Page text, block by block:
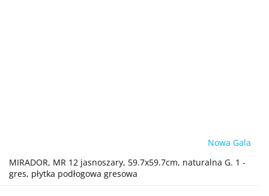
Nowa Gala
MIRADOR, MR 12 jasnoszary, 59.7x59.7cm, naturalna G. 1 -
gres, płytka podłogowa gresowa